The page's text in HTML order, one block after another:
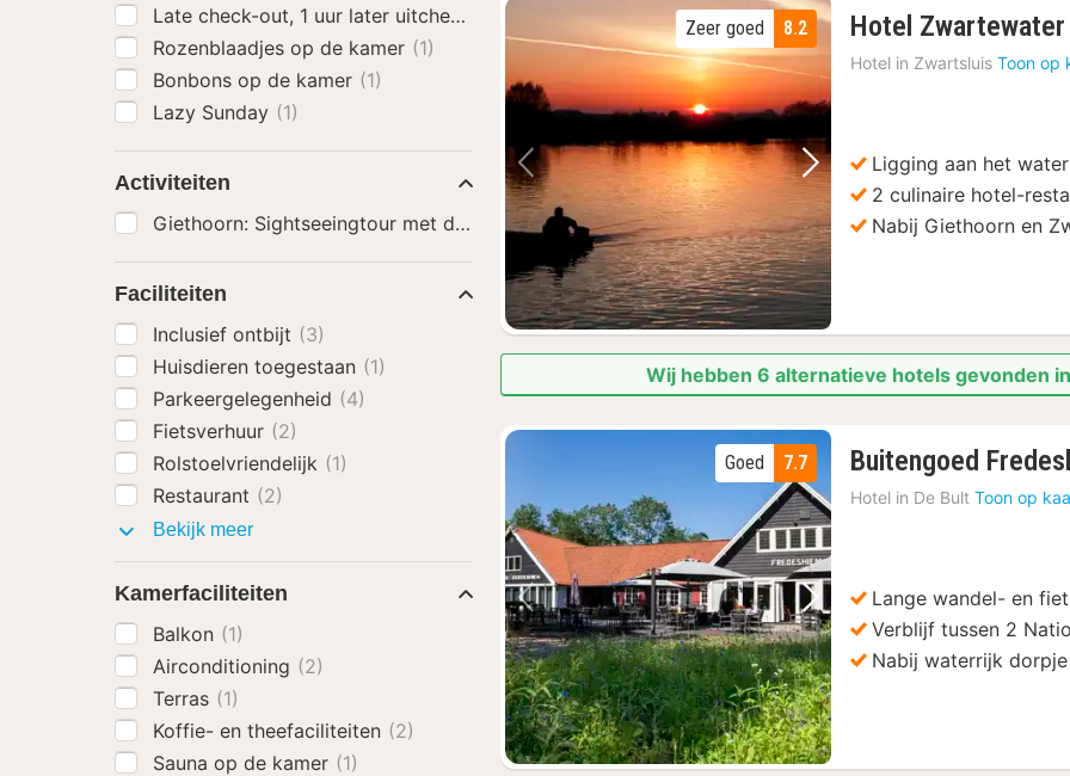
Vorige foto Volgende foto
8.2
Zeer goed Hotel Zwartewater
Hotel in Zwartsluis Toon op
Ligging aan het water
2 culinaire hotel-
Nabij Giethoorn en
Wij hebben 6 alternatieve hotels gevonden
Vorige foto Volgende foto
7.7
Goed Buitengoed
Hotel in De Bult Toon op
Lange wandel- en
Verblijf tussen 2
Nabij waterrijk
Late check-out, 1 uur later uitchecken
Rozenblaadjes op de kamer (1)
Bonbons op de kamer (1)
Lazy Sunday (1)
Activiteiten
Giethoorn: Sightseeingtour met de rondvaartboot(3)
Faciliteiten
Inclusief ontbijt (3)
Huisdieren toegestaan (1)
Parkeergelegenheid (4)
Fietsverhuur (2)
Rolstoelvriendelijk (1)
Restaurant (2)
Bekijk meerFaciliteiten
Kamerfaciliteiten
Balkon (1)
Airconditioning (2)
Terras (1)
Koffie- en theefaciliteiten (2)
Sauna op de kamer (1)